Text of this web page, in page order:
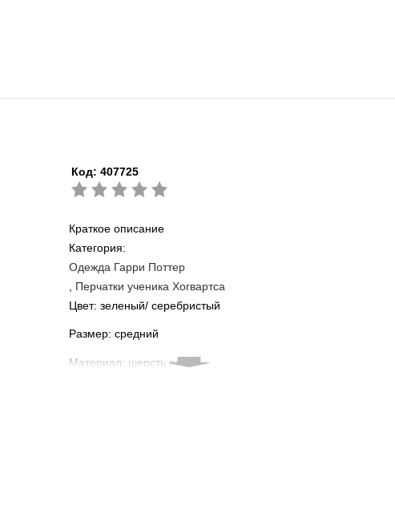
Код: 407725
Краткое описание
Категория:
Одежда Гарри Поттер
Перчатки ученика Хогвартса
Цвет: зеленый/ серебристый
Размер: средний
Материал: шерсть акрил